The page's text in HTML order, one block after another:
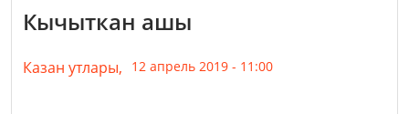
Кычыткан ашы
Казан утлары, 12 апрель 2019 - 11:00